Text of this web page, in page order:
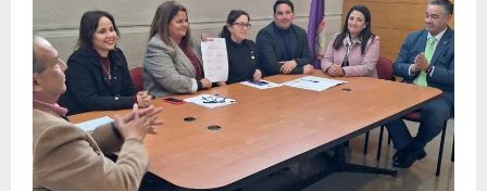
presenta
denuncia
en
Fiscalía
para
que
investigue
amenazas
en
Liceo
Gabriela
Mistral